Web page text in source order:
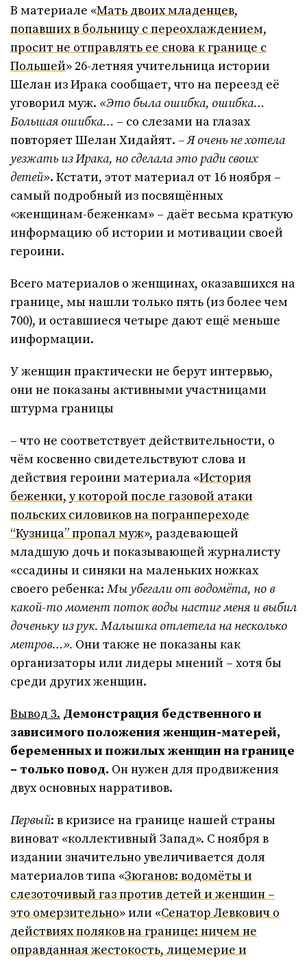
В материале «Мать двоих младенцев,
попавших в больницу с переохлаждением,
просит не отправлять ее снова к границе с
Польшей» 26-летняя учительница истории
Шелан из Ирака сообщает, что на переезд её
уговорил муж. «Это была ошибка, ошибка…
Большая ошибка… – со слезами на глазах
повторяет Шелан Хидайят. –Я очень не хотела
уезжать из Ирака, но сделала это ради своих
детей». Кстати, этот материал от 16 ноября –
самый подробный из посвящённых
«женщинам-беженкам» – даёт весьма краткую
информацию об истории и мотивации своей
героини.
Всего материалов о женщинах, оказавшихся на
границе, мы нашли только пять (из более чем
700), и оставшиеся четыре дают ещё меньше
информации.
У женщин практически не берут интервью,
они не показаны активными участницами
штурма границы
– что не соответствует действительности, о
чём косвенно свидетельствуют слова и
действия героини материала «История
беженки, у которой после газовой атаки
польских силовиков на погранпереходе
“Кузница” пропал муж», раздевающей
младшую дочь и показывающей журналисту
«ссадины и синяки на маленьких ножках
своего ребенка: Мы убегали от водомёта, но в
какой-то момент поток воды настиг меня и выбил
доченьку из рук. Малышка отлетела на несколько
метров…». Они также не показаны как
организаторы или лидеры мнений – хотя бы
среди других женщин.
Вывод 3. Демонстрация бедственного и
зависимого положения женщин-матерей,
беременных и пожилых женщин на границе
– только повод. Он нужен для продвижения
двух основных нарративов.
Первый: в кризисе на границе нашей страны
виноват «коллективный Запад». С ноября в
издании значительно увеличивается доля
материалов типа «Зюганов: водомёты и
слезоточивый газ против детей и женщин –
это омерзительно» или «Сенатор Левкович о
действиях поляков на границе: ничем не
оправданная жестокость, лицемерие и